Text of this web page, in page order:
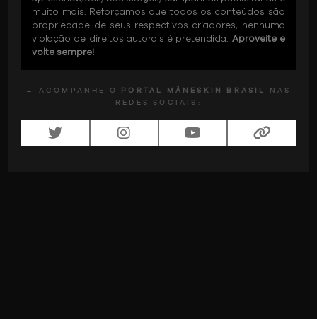
muito mais. Reforçamos que todos os conteúdos são
propriedade de seus respectivos criadores, nenhuma
violação de direitos autorais é pretendida. Aproveite e
volte sempre!
→ ACOMPANHE O PORTAL MÅNESKIN BRASIL
NAS
REDES SOCIAIS: